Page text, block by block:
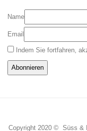
Name
Email
Indem Sie fortfahren,
Copyright 2020 © Süss &